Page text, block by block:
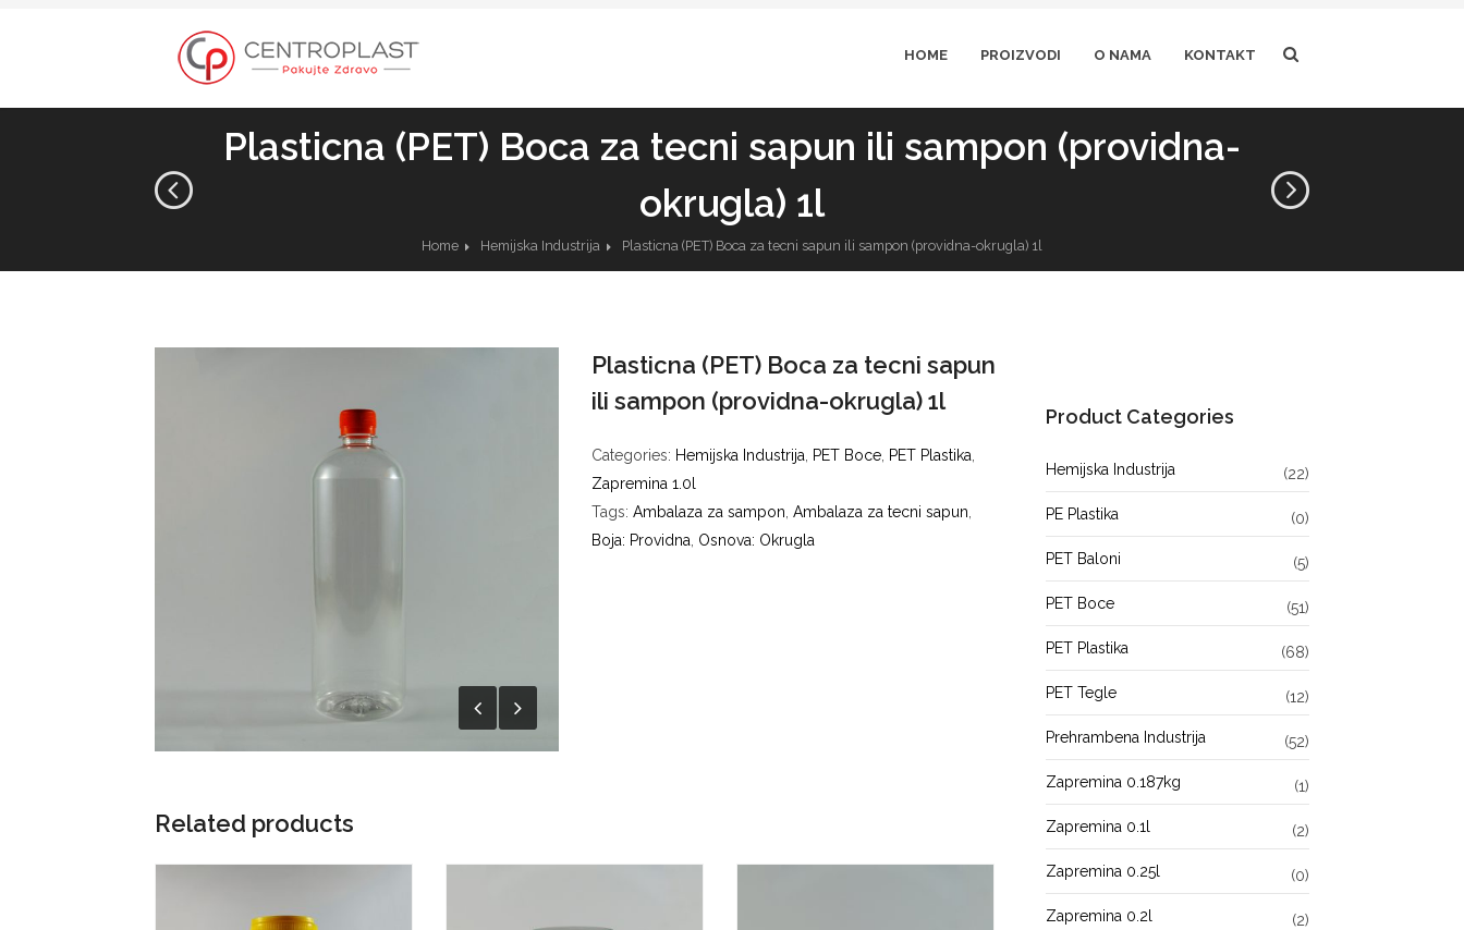
HOME PROIZVODI O NAMA KONTAKT
Plasticna (PET) Boca za tecni sapun ili sampon (providna-
okrugla) 1l
Home Hemijska Industrija Plasticna (PET) Boca za tecni sapun ili sampon (providna-okrugla) 1l
Plasticna (PET) Boca za tecni sapun
ili sampon (providna-okrugla) 1l
Categories: Hemijska Industrija PET Boce PET Plastika
Zapremina 1.0l
Tags:Ambalaza za sampon ,Ambalaza za tecni sapun
Boja: Providna Osnova: Okrugla
Related products
Product Categories
Hemijska Industrija (22)
PE Plastika (0)
PET Baloni (5)
PET Boce (51)
PET Plastika (68)
PET Tegle (12)
Prehrambena Industrija (52)
Zapremina 0.187kg (1)
Zapremina 0.1l (2)
Zapremina 0.25l (0)
Zapremina 0.2l (2)